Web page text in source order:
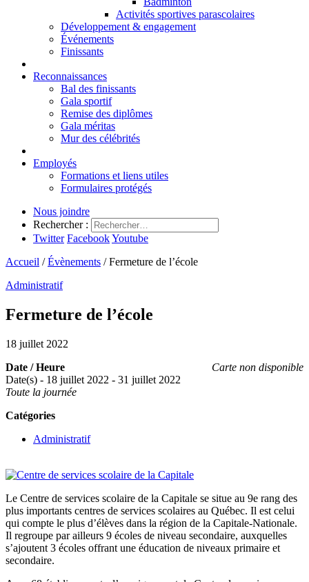
Activités sportives parascolaires
Développement & engagement
Événements
Finissants
Reconnaissances
Bal des finissants
Gala sportif
Remise des diplômes
Gala méritas
Mur des célébrités
Employés
Formations et liens utiles
Formulaires protégés
Nous joindre
Rechercher :
Twitter FacebookYoutube
Accueil /Évènements /Fermeture de l’école
Administratif
Fermeture de l’école
18 juillet 2022
Carte non disponible
Date / Heure
Date(s) - 18 juillet 2022 - 31 juillet 2022
Toute la journée
Catégories
Administratif
Le Centre de services scolaire de la Capitale se situe au 9e rang des
plus importants centres de services scolaires au Québec. Il est celui
qui compte le plus d’élèves dans la région de la Capitale-Nationale.
Il regroupe par ailleurs 9 écoles de niveau secondaire, auxquelles
s’ajoutent 3 écoles offrant une éducation de niveaux primaire et
secondaire.